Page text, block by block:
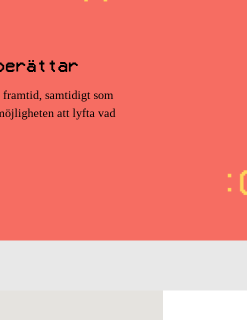
framtid, samtidigt som
att lyfta vad